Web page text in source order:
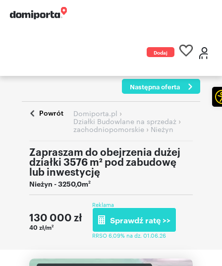
Dodaj
Następna oferta
Powrót Domiporta.pl ›
Działki Budowlane na sprzedaż ›
zachodniopomorskie › Nieżyn
Zapraszam do obejrzenia dużej
działki 3576 m² pod zabudowę
lub inwestycję
Nieżyn - 3250,0m2
130 000 zł
40 zł/m2
Reklama
Sprawdź ratę >>
RRSO 6,09% na dz. 01.06.26